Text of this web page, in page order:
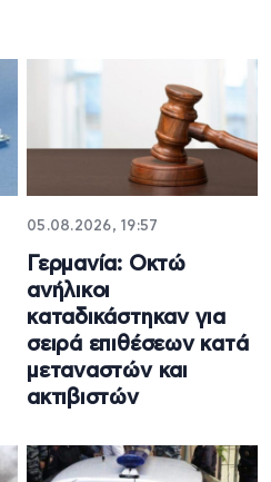
05.08.2026, 19:57
Γερμανία: Οκτώ
ανήλικοι
καταδικάστηκαν για
σειρά επιθέσεων κατά
μεταναστών και
ακτιβιστών